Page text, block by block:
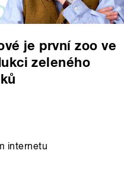
je první zoo ve
zeleného
internetu